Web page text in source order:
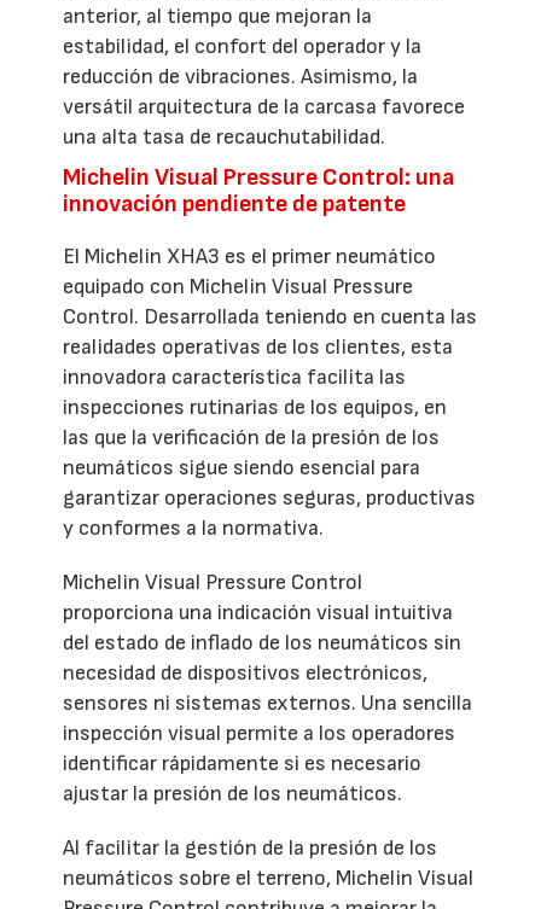
anterior, al tiempo que mejoran la
estabilidad, el confort del operador y la
reducción de vibraciones. Asimismo, la
versátil arquitectura de la carcasa favorece
una alta tasa de recauchutabilidad.
Michelin Visual Pressure Control: una
innovación pendiente de patente
El Michelin XHA3 es el primer neumático
equipado con Michelin Visual Pressure
Control. Desarrollada teniendo en cuenta las
realidades operativas de los clientes, esta
innovadora característica facilita las
inspecciones rutinarias de los equipos, en
las que la verificación de la presión de los
neumáticos sigue siendo esencial para
garantizar operaciones seguras, productivas
y conformes a la normativa.
Michelin Visual Pressure Control
proporciona una indicación visual intuitiva
del estado de inflado de los neumáticos sin
necesidad de dispositivos electrónicos,
sensores ni sistemas externos. Una sencilla
inspección visual permite a los operadores
identificar rápidamente si es necesario
ajustar la presión de los neumáticos.
Al facilitar la gestión de la presión de los
neumáticos sobre el terreno, Michelin Visual